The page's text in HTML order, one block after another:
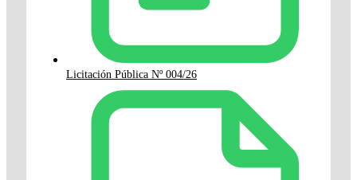
Licitación Pública Nº 004/26